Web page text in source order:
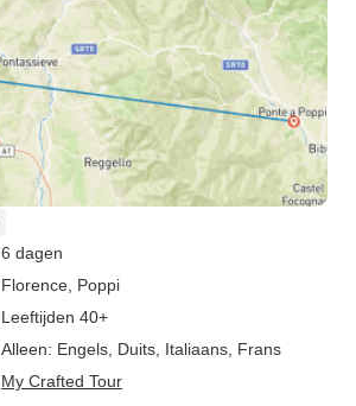
6 dagen
Florence , Poppi
Leeftijden 40+
Alleen: Engels, Duits, Italiaans, Frans
My Crafted Tour